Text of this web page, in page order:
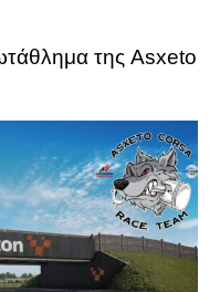
της Asxeto